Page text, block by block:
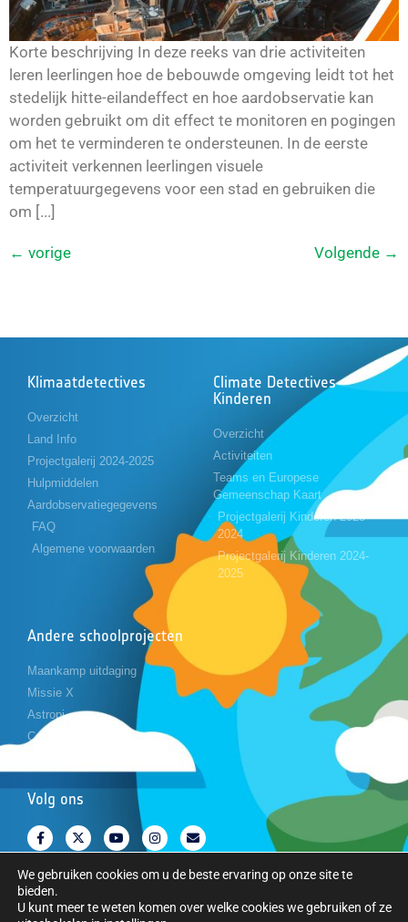
Korte beschrijving In deze reeks van drie activiteiten
leren leerlingen hoe de bebouwde omgeving leidt tot het
stedelijk hitte-eilandeffect en hoe aardobservatie kan
worden gebruikt om dit effect te monitoren en pogingen
om het te verminderen te ondersteunen. In de eerste
activiteit verkennen leerlingen visuele
temperatuurgegevens voor een stad en gebruiken die
om [...]
← vorige Volgende →
Klimaatdetectives
Overzicht
Land Info
Projectgalerij 2024-2025
Hulpmiddelen
Aardobservatiegegevens
FAQ
Algemene voorwaarden
Climate Detectives
Kinderen
Overzicht
Activiteiten
Teams en Europese
Gemeenschap Kaart
Projectgalerij Kinderen 2023-
2024
Projectgalerij Kinderen 2024-
2025
Andere schoolprojecten
Maankamp uitdaging
Missie X
Astropi
Cansat
Volg ons
We gebruiken cookies om u de beste ervaring op onze site te
bieden.
U kunt meer te weten komen over welke cookies we gebruiken of ze